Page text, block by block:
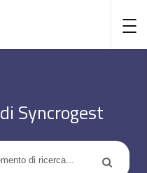
di Syncrogest